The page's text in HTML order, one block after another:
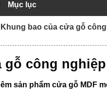
Mục lục
Khung bao của cửa gỗ
gỗ công
sản phẩm cửa gỗ MDF